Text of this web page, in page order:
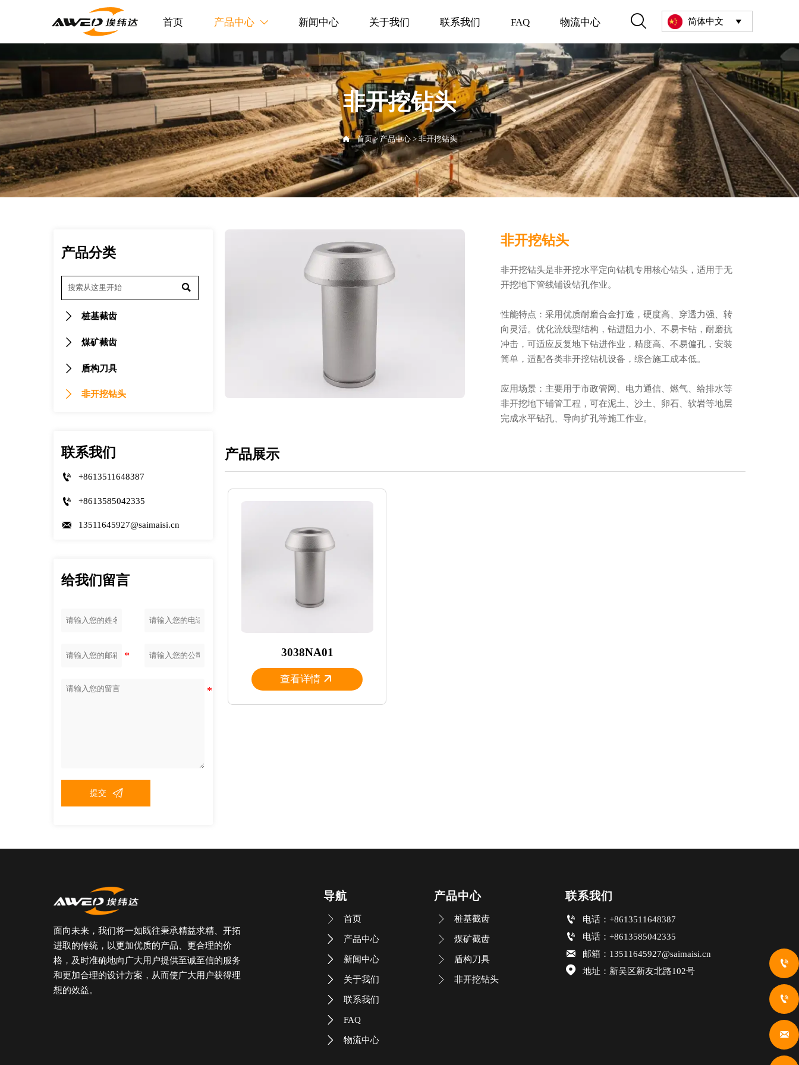
首页 产品中心  新闻中心 关于我们 联系我们 FAQ 物流中心  简体中文 
非开挖钻头
 首页>产品中心 >非开挖钻头
产品分类

 桩基截齿
 煤矿截齿
 盾构刀具
 非开挖钻头
联系我们
 +8613511648387
 +8613585042335
 13511645927@saimaisi.cn
给我们留言
提交 
非开挖钻头
非开挖钻头是非开挖水平定向钻机专用核心钻头，适用于无
开挖地下管线铺设钻孔作业。
性能特点：采用优质耐磨合金打造，硬度高、穿透力强、转
向灵活。优化流线型结构，钻进阻力小、不易卡钻，耐磨抗
冲击，可适应反复地下钻进作业，精度高、不易偏孔，安装
简单，适配各类非开挖钻机设备，综合施工成本低。
应用场景：主要用于市政管网、电力通信、燃气、给排水等
非开挖地下铺管工程，可在泥土、沙土、卵石、软岩等地层
完成水平钻孔、导向扩孔等施工作业。
产品展示
3038NA01
查看详情
面向未来，我们将一如既往秉承精益求精、开拓
进取的传统，以更加优质的产品、更合理的价
格，及时准确地向广大用户提供至诚至信的服务
和更加合理的设计方案，从而使广大用户获得理
想的效益。
导航
 首页
 产品中心
 新闻中心
 关于我们
 联系我们
 FAQ
 物流中心
产品中心
 桩基截齿
 煤矿截齿
 盾构刀具
 非开挖钻头
联系我们
 电话：+8613511648387
 电话：+8613585042335
 邮箱：13511645927@saimaisi.cn
 地址：新吴区新友北路102号


